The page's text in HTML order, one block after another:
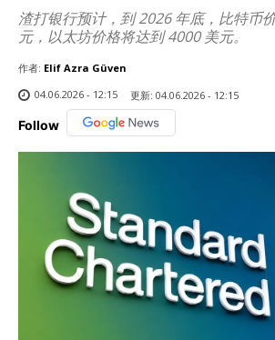
渣打银行预计，到 2026 年底，比特币
元，以太坊价格将达到 4000 美元。
作者: Elif Azra Güven
04.06.2026 - 12:15
更新: 04.06.2026 - 12:15
Follow